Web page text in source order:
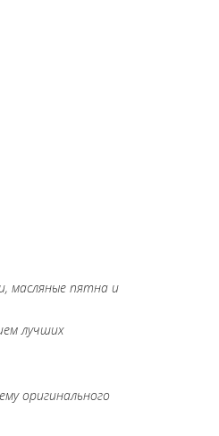
масляные пятна и
лучших
оригинального